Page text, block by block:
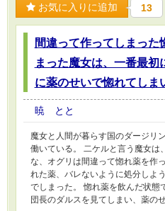
お気に入りに追加 13
間違って作ってしまった
まった魔女は、一番最初
に薬のせいで惚れてしま
暁 とと
魔女と人間が暮らす国のダージリ
働いている。 二ケルと言う魔女は
な、オグリは間違って惚れ薬を作
れた薬、バレないように処分しよ
でしまった。 惚れ薬を飲んだ状態
団長のダルスを見てしまい、薬の